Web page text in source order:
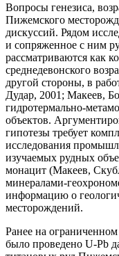
Вопросы генезиса,
Пижемского
дискуссий. Рядом
и сопряженное с ним
рассматриваются как
среднедевонского
другой стороны, в
Дудар, 2001; Макеев,
гидротермально-
объектов.
гипотезы требует
исследования
изучаемых рудных
монацит (Макеев,
минералами-
информацию о
месторождений.
Ранее на
было проведено U-Pb